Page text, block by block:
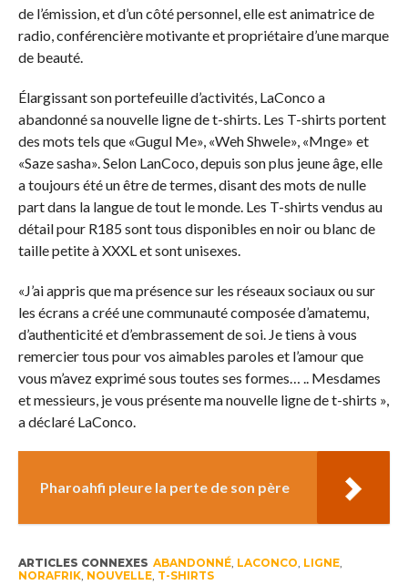
de l’émission, et d’un côté personnel, elle est animatrice de
radio, conférencière motivante et propriétaire d’une marque
de beauté.
Élargissant son portefeuille d’activités, LaConco a
abandonné sa nouvelle ligne de t-shirts. Les T-shirts portent
des mots tels que «Gugul Me», «Weh Shwele», «Mnge» et
«Saze sasha». Selon LanCoco, depuis son plus jeune âge, elle
a toujours été un être de termes, disant des mots de nulle
part dans la langue de tout le monde. Les T-shirts vendus au
détail pour R185 sont tous disponibles en noir ou blanc de
taille petite à XXXL et sont unisexes.
«J’ai appris que ma présence sur les réseaux sociaux ou sur
les écrans a créé une communauté composée d’amatemu,
d’authenticité et d’embrassement de soi. Je tiens à vous
remercier tous pour vos aimables paroles et l’amour que
vous m’avez exprimé sous toutes ses formes… .. Mesdames
et messieurs, je vous présente ma nouvelle ligne de t-shirts »,
a déclaré LaConco.
Pharoahfi pleure la perte de son père
ARTICLES CONNEXES ABANDONNÉ, LACONCO, LIGNE,
NORAFRIK, NOUVELLE, T-SHIRTS